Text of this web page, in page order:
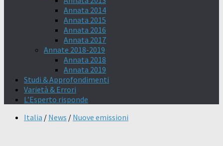
Annata 2014
Annata 2015
Annata 2016
Annata 2017
Annate 2018-2019
Annata 2018
Annata 2019
Studi & Approfondimenti
Varietà & Errori
L’Esperto risponde
Italia / News / Nuove emissioni